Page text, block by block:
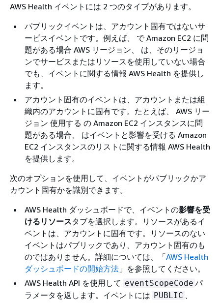
AWS Health イベントには 2 つのタイプがあります。
パブリックイベントは、アカウント固有ではないサ
ービスイベントです。例えば、 で Amazon EC2 に問
題がある場合 AWS リージョン、 は、そのリージョ
ンでサービスまたはリソースを使用していない場合
でも、イベントに関する情報 AWS Health を提供し
ます。
アカウント固有のイベントは、アカウントまたは組
織内のアカウントに固有です。たとえば、 AWS リー
ジョン 使用する の Amazon EC2 インスタンスに問
題がある場合、 はイベントと影響を受ける Amazon
EC2 インスタンスのリストに関する情報 AWS Health
を提供します。
次のオプションを使用して、イベントがパブリックかア
カウント固有かを識別できます。
AWS Health ダッシュボードで、イベントの影響を受
けるリソースタブを選択します。リソースがあるイ
ベントは、アカウントに固有です。リソースのない
イベントはパブリックであり、アカウント固有のも
のではありません。詳細については、「AWS Health
ダッシュボードの開始方法 」を参照してください。
AWS Health API を使用して eventScopeCode パ
ラメータを返します。イベントには PUBLIC